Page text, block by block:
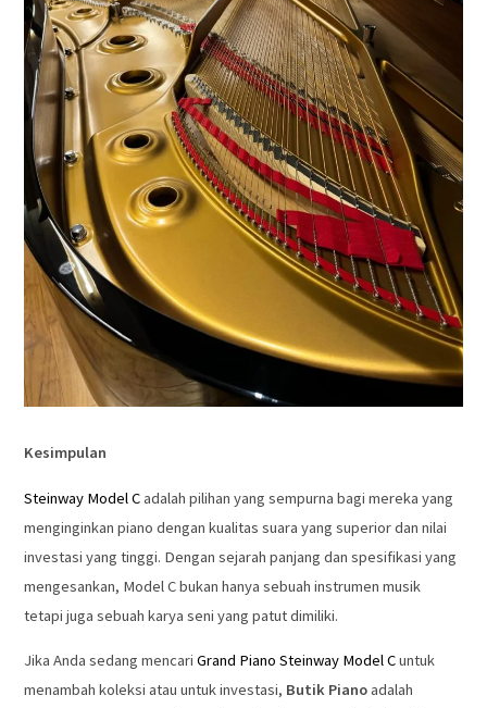
Kesimpulan
Steinway Model Cadalah pilihan yang sempurna bagi mereka yang
menginginkan piano dengan kualitas suara yang superior dan nilai
investasi yang tinggi. Dengan sejarah panjang dan spesifikasi yang
mengesankan, Model C bukan hanya sebuah instrumen musik
tetapi juga sebuah karya seni yang patut dimiliki.
Jika Anda sedang mencariGrand Piano Steinway Model Cuntuk
menambah koleksi atau untuk investasi, Butik Pianoadalah